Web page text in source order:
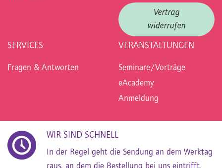
Vertrag
widerrufen
SERVICES
Fragen & Antworten
VERANSTALTUNGEN
Seminare/Vorträge
eAcademy
Anmeldung
WIR SIND SCHNELL
In der Regel geht die Sendung an dem Werktag